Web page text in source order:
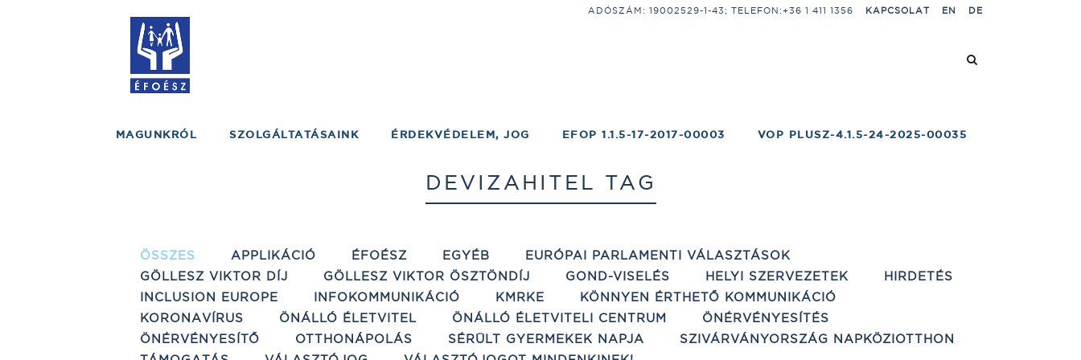
ADÓSZÁM: 19002529-1-43; TELEFON:+36 1 411 1356 KAPCSOLAT EN DE
MAGUNKRÓL SZOLGÁLTATÁSAINK ÉRDEKVÉDELEM, JOG EFOP 1.1.5-17-2017-00003 VOP PLUSZ-4.1.5-24-2025-00035
DEVIZAHITEL TAG
ÖSSZES APPLIKÁCIÓ ÉFOÉSZ EGYÉB
EURÓPAI PARLAMENTI VÁLASZTÁSOK
GÖLLESZ VIKTOR DÍJ
GÖLLESZ VIKTOR ÖSZTÖNDÍJ GOND-VISELÉS HELYI SZERVEZETEK
HIRDETÉS
INCLUSION EUROPE
INFOKOMMUNIKÁCIÓ KMRKE
KÖNNYEN ÉRTHETŐ KOMMUNIKÁCIÓ
KORONAVÍRUS
ÖNÁLLÓ ÉLETVITEL ÖNÁLLÓ ÉLETVITELI CENTRUM
ÖNÉRVÉNYESÍTÉS
ÖNÉRVÉNYESÍTŐ
OTTHONÁPOLÁS SÉRÜLT GYERMEKEK NAPJA
SZIVÁRVÁNYORSZÁG NAPKÖZIOTTHON